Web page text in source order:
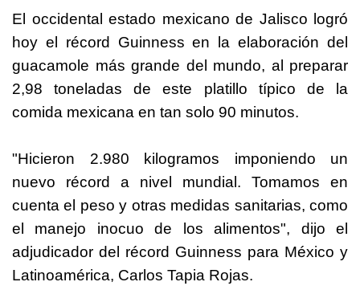
El occidental estado mexicano de Jalisco logró
hoy el récord Guinness en la elaboración del
guacamole más grande del mundo, al preparar
2,98 toneladas de este platillo típico de la
comida mexicana en tan solo 90 minutos.
"Hicieron 2.980 kilogramos imponiendo un
nuevo récord a nivel mundial. Tomamos en
cuenta el peso y otras medidas sanitarias, como
el manejo inocuo de los alimentos", dijo el
adjudicador del récord Guinness para México y
Latinoamérica, Carlos Tapia Rojas.